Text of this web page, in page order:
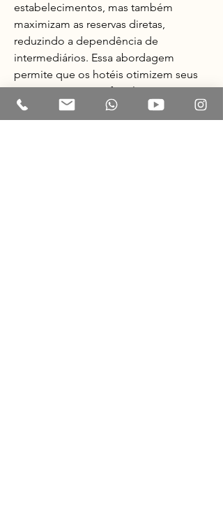
estabelecimentos, mas também
maximizam as reservas diretas,
reduzindo a dependência de
intermediários. Essa abordagem
permite que os hotéis otimizem seus
recursos enquanto fortalecem sua
presença online, garantindo
resultados consistentes em termos de